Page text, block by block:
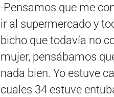
-Pensamos que me
ir al supermercado y
bicho que todavía no
mujer, pensábamos
nada bien. Yo estuve
cuales 34 estuve